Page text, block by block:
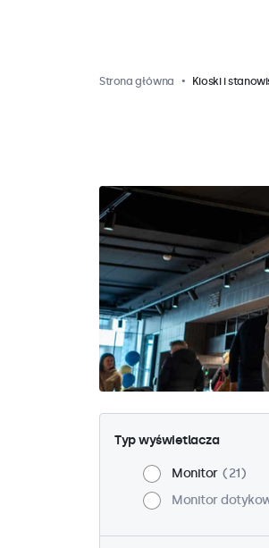
Strona główna Kioski i
Typ wyświetlacza
Monitor
21
Monitor